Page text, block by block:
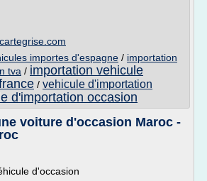
importes d'espagne / importation
tva / importation vehicule
/ vehicule d'importation
d'importation occasion
voiture d'occasion Maroc -
d'occasion